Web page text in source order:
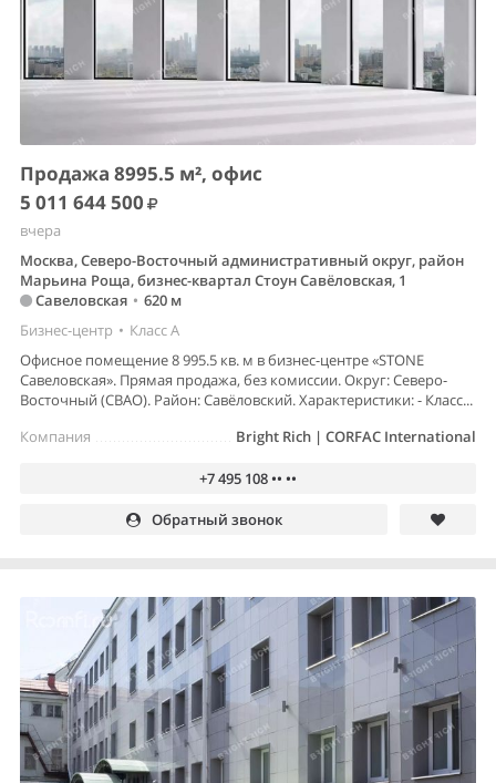
Продажа 8995.5 м², офис
5 011 644 500
вчера
Москва, Северо-Восточный административный округ, район
Марьина Роща, бизнес-квартал Стоун Савёловская, 1
Савеловская • 620 м
Бизнес-центр • Класс A
Офисное помещение 8 995.5 кв. м в бизнес-центре «STONE
Савеловская». Прямая продажа, без комиссии. Округ: Северо-
Восточный (СВАО). Район: Савёловский. Характеристики: - Класс...
Bright Rich | CORFAC International
Компания
+7 495 108 •• ••
Обратный звонок